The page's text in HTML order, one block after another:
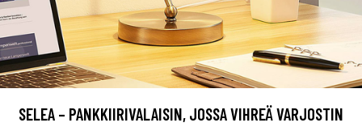
SELEA – PANKKIIRIVALAISIN, JOSSA VIHREÄ VARJOSTIN